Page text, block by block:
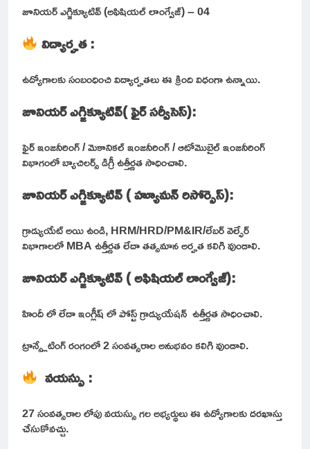
జూనియర్ ఎగ్జిక్యూటివ్ (అఫిషియల్ లాంగ్వేజ్) – 04
విద్యార్హత :
ఉద్యోగాలకు సంబంధించి విద్యార్హతలు ఈ క్రింది విధంగా ఉన్నాయి.
జూనియర్ ఎగ్జిక్యూటివ్( ఫైర్ సర్వీసెస్):
ఫైర్ ఇంజనీరింగ్ / మెకానికల్ ఇంజనీరింగ్ / ఆటోమొబైల్ ఇంజనీరింగ్
విభాగంలో బ్యాచిలర్స్ డిగ్రీ ఉత్తీర్ణత సాధించాలి.
జూనియర్ ఎగ్జిక్యూటివ్ ( హ్యూమన్ రిసోర్సెస్):
గ్రాడ్యుయేట్ అయి ఉండి, HRM/HRD/PM&IR/లేబర్ వెల్ఫేర్
విభాగాలలో MBA ఉత్తీర్ణత లేదా తత్సమాన అర్హత కలిగి వుండాలి.
జూనియర్ ఎగ్జిక్యూటివ్ ( అఫిషియల్ లాంగ్వేజ్):
హిందీ లో లేదా ఇంగ్లీష్ లో పోస్ట్ గ్రాడ్యుయేషన్ ఉత్తీర్ణత సాధించాలి.
ట్రాన్స్లేటింగ్ రంగంలో 2 సంవత్సరాల అనుభవం కలిగి వుండాలి.
వయస్సు :
27 సంవత్సరాల లోపు వయస్సు గల అభ్యర్థులు ఈ ఉద్యోగాలకు దరఖాస్తు
చేసుకోవచ్చు.